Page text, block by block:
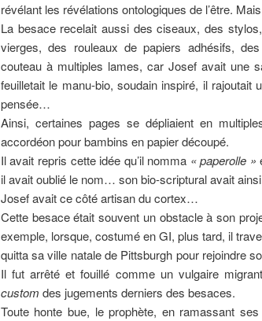
révélant les révélations ontologiques de l’être.
La besace recelait aussi des ciseaux, des
vierges, des rouleaux de papiers adhésifs,
couteau à multiples lames, car Josef avait une
feuilletait le manu-bio, soudain inspiré, il rajoutait
pensée…
Ainsi, certaines pages se dépliaient en
accordéon pour bambins en papier découpé.
Il avait repris cette idée qu’il nomma « paperolle »
il avait oublié le nom… son bio-scriptural avait
Josef avait ce côté artisan du cortex…
Cette besace était souvent un obstacle à son
exemple, lorsque, costumé en GI, plus tard, il
quitta sa ville natale de Pittsburgh pour rejoindre
Il fut arrêté et fouillé comme un vulgaire
custom des jugements derniers des besaces.
Toute honte bue, le prophète, en ramassant